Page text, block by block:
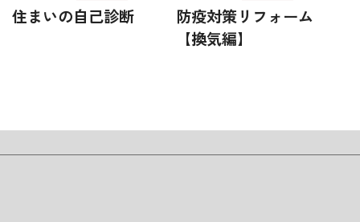
住まいの自己診断
防疫対策リフォーム
【換気編】